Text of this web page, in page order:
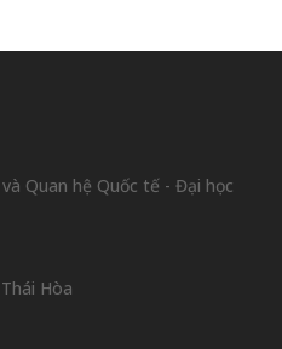
Quan hệ Quốc tế - Đại học
Hòa